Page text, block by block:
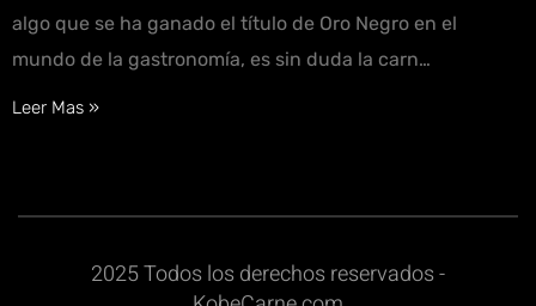
algo que se ha ganado el título de Oro Negro en el
mundo de la gastronomía, es sin duda la carn…
Leer Mas »
2025 Todos los derechos reservados -